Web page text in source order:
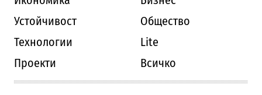
Устойчивост
Общество
Технологии
Lite
Проекти
Всичко